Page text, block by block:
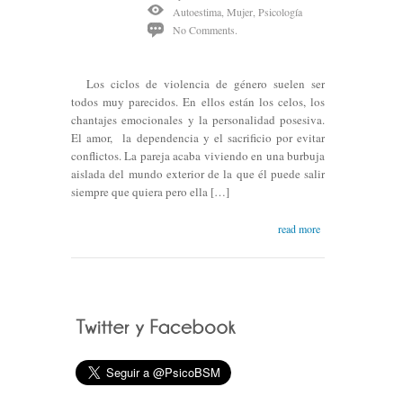
Autoestima, Mujer, Psicología
No Comments.
Los ciclos de violencia de género suelen ser
todos muy parecidos. En ellos están los celos, los
chantajes emocionales y la personalidad posesiva.
El amor, la dependencia y el sacrificio por evitar
conflictos. La pareja acaba viviendo en una burbuja
aislada del mundo exterior de la que él puede salir
siempre que quiera pero ella […]
read more